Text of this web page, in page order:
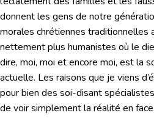
donnent les gens de notre
morales chrétiennes traditionnelles
nettement plus humanistes où le
dire, moi, moi et encore moi, est la
actuelle. Les raisons que je viens
pour bien des soi-disant
de voir simplement la réalité en face.